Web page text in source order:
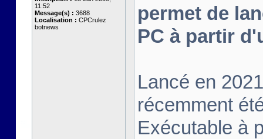
11:52
Message(s) : 3688
Localisation : CPCrulez
botnews
permet de
PC à partir
Lancé en
récemment
Exécutable à